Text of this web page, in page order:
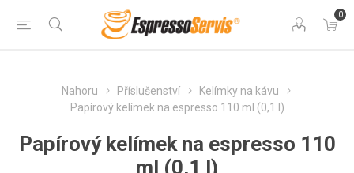
0
Nahoru Příslušenství
Kelímky na kávu
Papírový kelímek na espresso 110 ml (0,1 l)
Papírový kelímek na espresso 110
ml (0,1 l)